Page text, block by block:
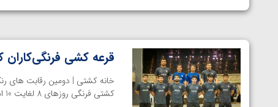
قرعه کشی
کشتی فرنگی روزهای 8 لغایت 10 اسفندماه در شهر تیرانا کشور آلبانی ...